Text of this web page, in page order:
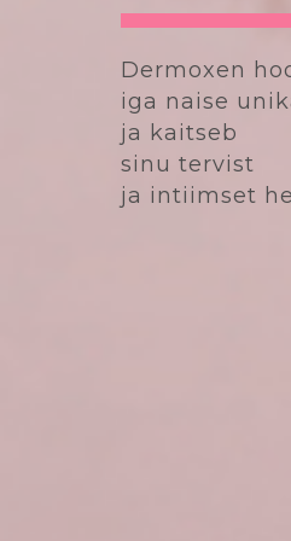
Dermoxen
iga naise
ja kaitseb
sinu tervist
ja intiimset